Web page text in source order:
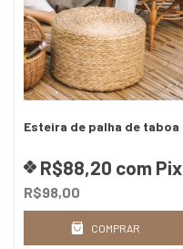
Esteira de palha de taboa
R$98,00
R$88,20 com Pix
COMPRAR